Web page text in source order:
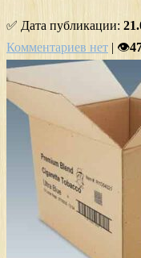
✅ Дата публикации:
Комментариев нет | 👁